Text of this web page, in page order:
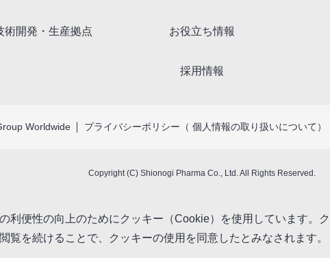
術開発・生産拠点 お役立ち情報
採用情報
Worldwide プライバシーポリシー（ 個人情報の取り扱いについて）
Copyright (C) Shionogi Pharma Co., Ltd. All Rights Reserved.
利便性の向上のためにクッキー（Cookie）を使用しています。
覧を続けることで、クッキーの使用を同意したとみなされます。